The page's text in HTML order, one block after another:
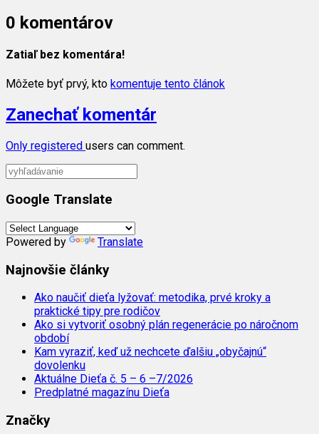
0 komentárov
Zatiaľ bez komentára!
Môžete byť prvý, kto komentuje tento článok
Zanechať komentár
Only registered users can comment.
Google Translate
Powered by Translate
Najnovšie články
Ako naučiť dieťa lyžovať: metodika, prvé kroky a
praktické tipy pre rodičov
Ako si vytvoriť osobný plán regenerácie po náročnom
období
Kam vyraziť, keď už nechcete ďalšiu „obyčajnú“
dovolenku
Aktuálne Dieťa č. 5 – 6 –7/2026
Predplatné magazínu Dieťa
Značky